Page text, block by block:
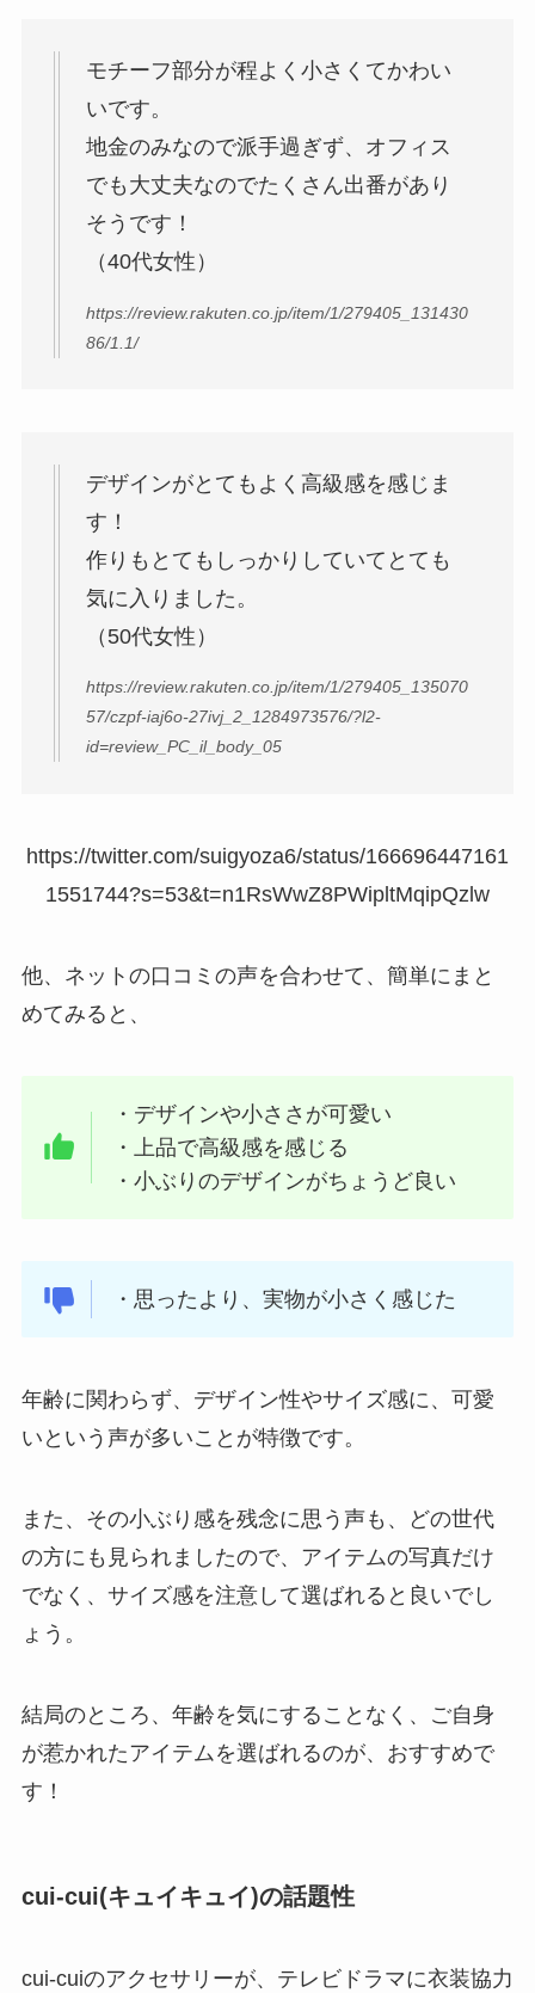
モチーフ部分が程よく小さくてかわい
いです。
地金のみなので派手過ぎず、オフィス
でも大丈夫なのでたくさん出番があり
そうです！
（40代女性）
https://review.rakuten.co.jp/item/1/279405_131430
86/1.1/
デザインがとてもよく高級感を感じま
す！
作りもとてもしっかりしていてとても
気に入りました。
（50代女性）
https://review.rakuten.co.jp/item/1/279405_135070
57/czpf-iaj6o-27ivj_2_1284973576/?l2-
id=review_PC_il_body_05
https://twitter.com/suigyoza6/status/166696447161
1551744?s=53&t=n1RsWwZ8PWipltMqipQzlw
他、ネットの口コミの声を合わせて、簡単にまと
めてみると、
・デザインや小ささが可愛い
・上品で高級感を感じる
・小ぶりのデザインがちょうど良い
・思ったより、実物が小さく感じた
年齢に関わらず、デザイン性やサイズ感に、可愛
いという声が多いことが特徴です。
また、その小ぶり感を残念に思う声も、どの世代
の方にも見られましたので、アイテムの写真だけ
でなく、サイズ感を注意して選ばれると良いでし
ょう。
結局のところ、年齢を気にすることなく、ご自身
が惹かれたアイテムを選ばれるのが、おすすめで
す！
cui-cui(キュイキュイ)の話題性
cui-cuiのアクセサリーが、テレビドラマに衣装協力